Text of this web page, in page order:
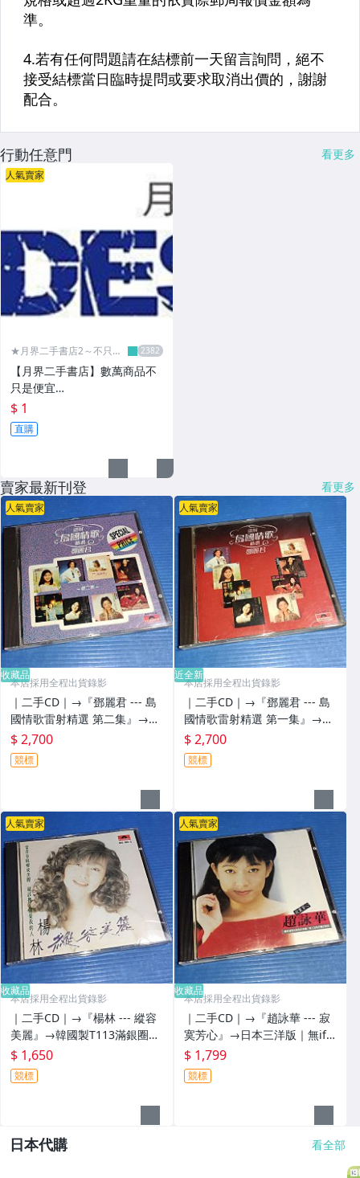
行動任意門 看更多
人氣賣家
★月界二手書店2～不只是
【月界二手書店】數萬商品不
只是便宜…
$ 1
直購
賣家最新刊登 看更多
人氣賣家
收藏品
本店採用全程出貨錄影
｜二手CD｜→『鄧麗君 --- 島
國情歌雷射精選 第二集』→韓
國製T113 01滿銀圈版｜無ifpi
碼
$ 2,700
競標
人氣賣家
近全新
本店採用全程出貨錄影
｜二手CD｜→『鄧麗君 --- 島
國情歌雷射精選 第一集』→韓
國製T113 01滿銀圈版｜無ifpi
碼
$ 2,700
競標
人氣賣家
收藏品
本店採用全程出貨錄影
｜二手CD｜→『楊林 --- 縱容
美麗』→韓國製T113滿銀圈版
｜無ifpi碼
$ 1,650
競標
人氣賣家
收藏品
本店採用全程出貨錄影
｜二手CD｜→『趙詠華 --- 寂
寞芳心』→日本三洋版｜無ifpi
碼
$ 1,799
競標
日本代購 看全部